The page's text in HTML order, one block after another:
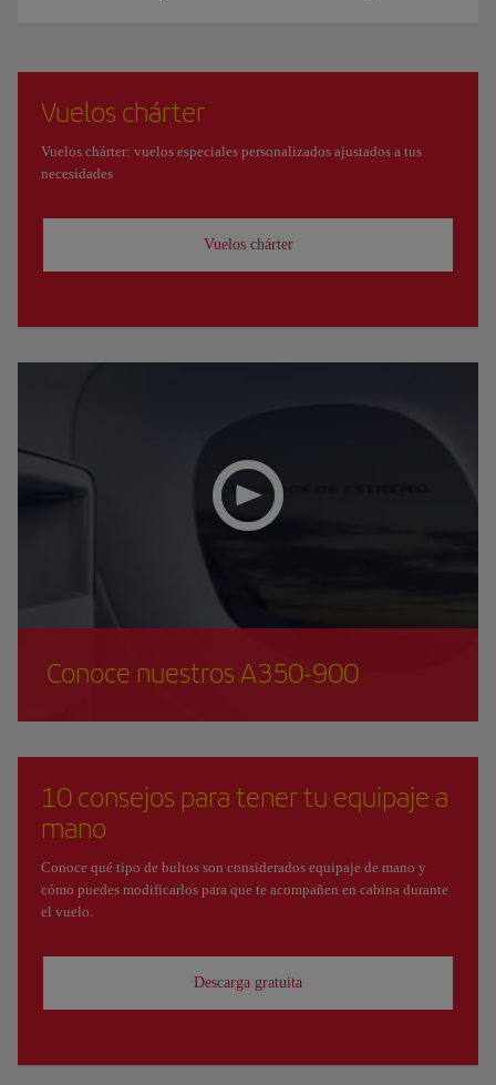
Vuelos chárter
Vuelos chárter: vuelos especiales personalizados ajustados a tus
necesidades
Vuelos chárter
Conoce nuestros A350-900
10 consejos para tener tu equipaje a
mano
Conoce qué tipo de bultos son considerados equipaje de mano y
cómo puedes modificarlos para que te acompañen en cabina durante
el vuelo.
Descarga gratuita